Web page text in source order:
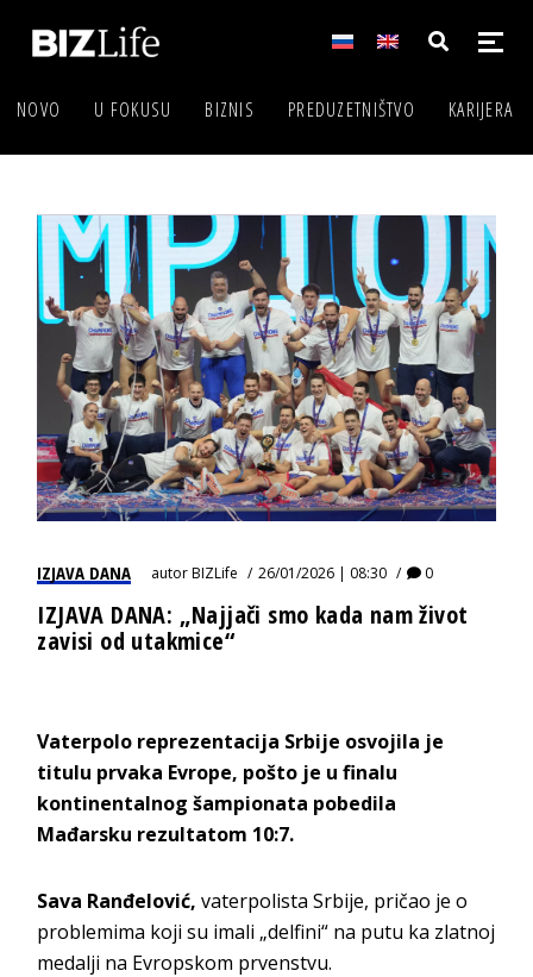
NOVO U FOKUSU BIZNIS PREDUZETNIŠTVO KARIJERA
IZJAVA DANA autorBIZLife 26/01/2026 | 08:30 0
IZJAVA DANA: „Najjači smo kada nam život
zavisi od utakmice“
Vaterpolo reprezentacija Srbije osvojila je
titulu prvaka Evrope, pošto je u finalu
kontinentalnog šampionata pobedila
Mađarsku rezultatom 10:7.
Sava Ranđelović, vaterpolista Srbije, pričao je o
problemima koji su imali „delfini“ na putu ka zlatnoj
medalji na Evropskom prvenstvu.